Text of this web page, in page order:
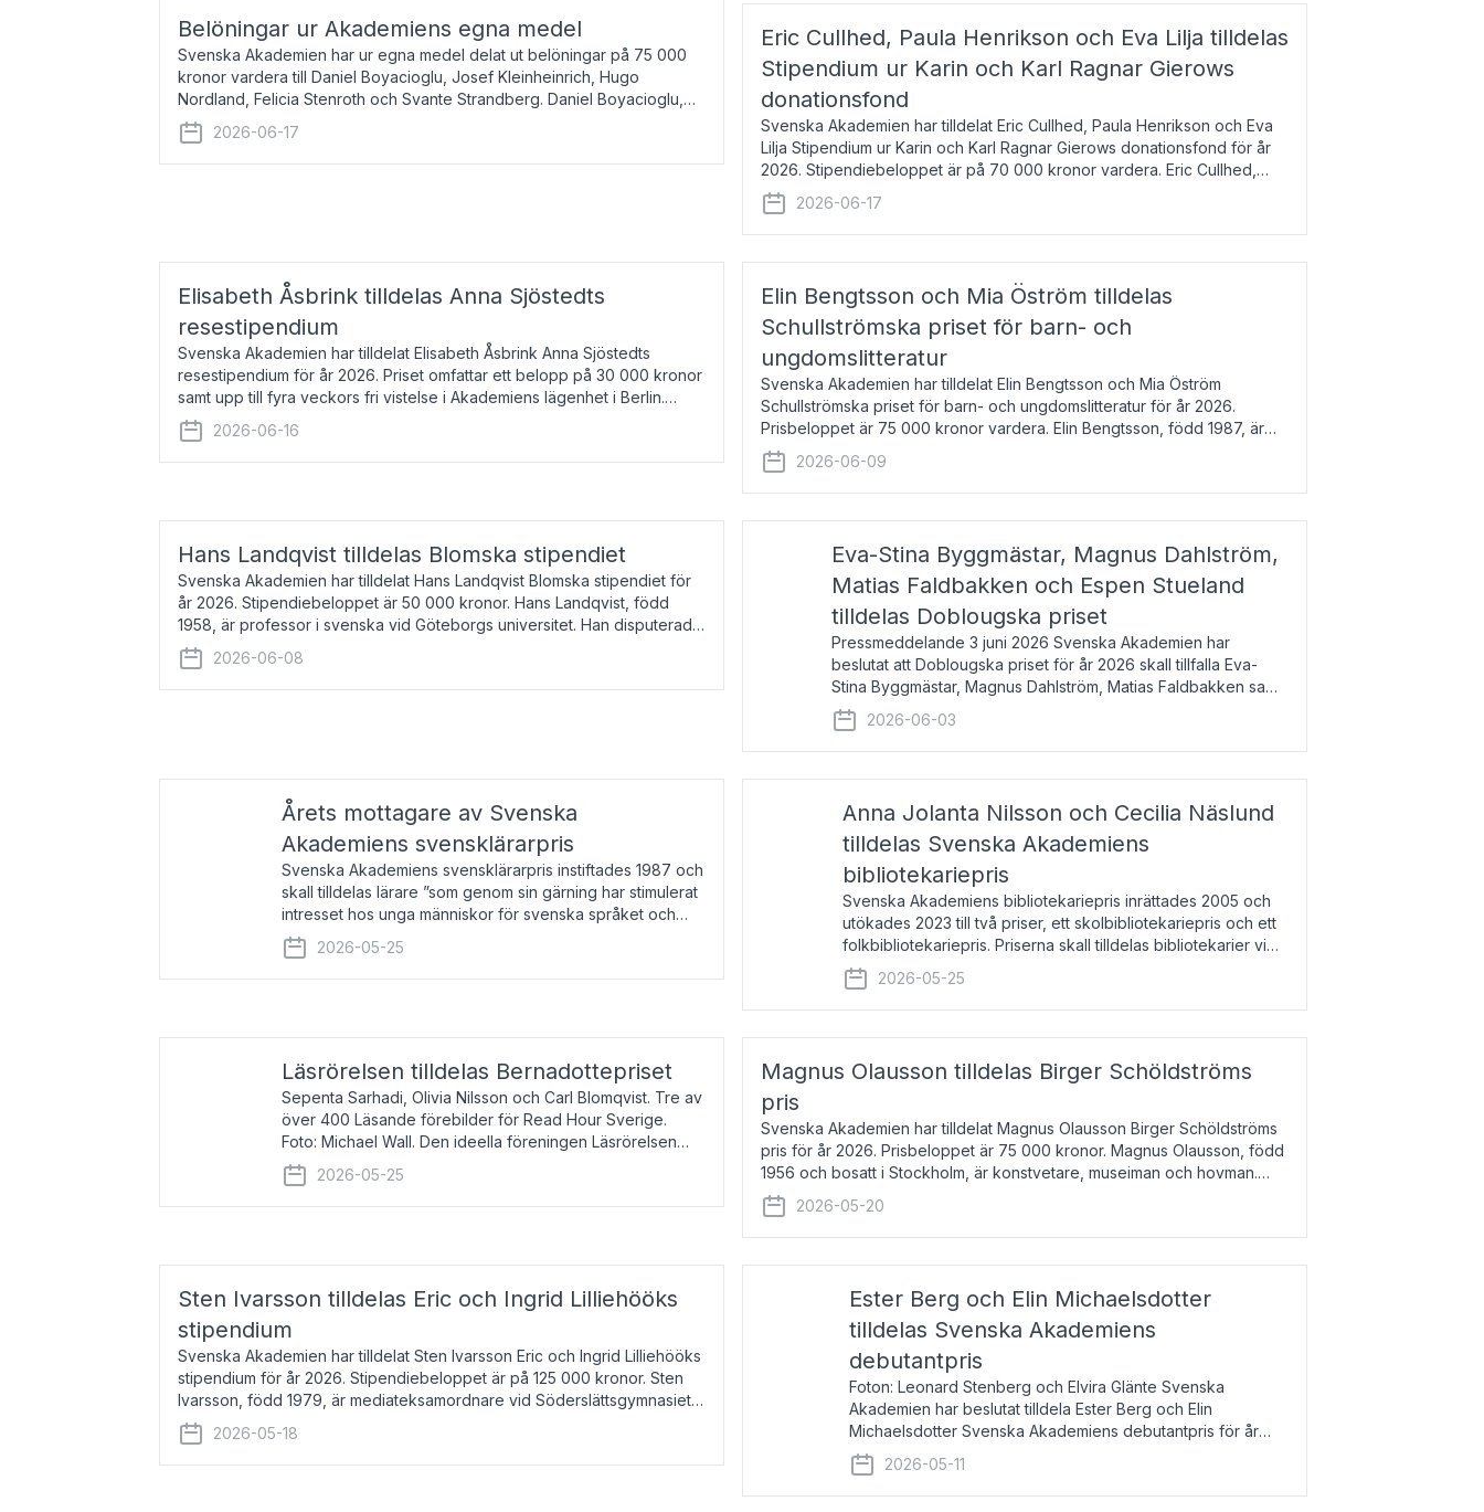
Belöningar ur Akademiens egna medel
Svenska Akademien har ur egna medel delat ut belöningar på 75 000
kronor vardera till Daniel Boyacioglu, Josef Kleinheinrich, Hugo
Nordland, Felicia Stenroth och Svante Strandberg. Daniel Boyacioglu,
född 1981, är poet och scenartist. Josef
2026-06-17
Eric Cullhed, Paula Henrikson och Eva Lilja tilldelas
Stipendium ur Karin och Karl Ragnar Gierows
donationsfond
Svenska Akademien har tilldelat Eric Cullhed, Paula Henrikson och Eva
Lilja Stipendium ur Karin och Karl Ragnar Gierows donationsfond för år
2026. Stipendiebeloppet är på 70 000 kronor vardera. Eric Cullhed,
född 1985, är professor i grekis
2026-06-17
Elisabeth Åsbrink tilldelas Anna Sjöstedts
resestipendium
Svenska Akademien har tilldelat Elisabeth Åsbrink Anna Sjöstedts
resestipendium för år 2026. Priset omfattar ett belopp på 30 000 kronor
samt upp till fyra veckors fri vistelse i Akademiens lägenhet i Berlin.
Elisabeth Åsbrink, född 1965 oc
2026-06-16
Elin Bengtsson och Mia Öström tilldelas
Schullströmska priset för barn- och
ungdomslitteratur
Svenska Akademien har tilldelat Elin Bengtsson och Mia Öström
Schullströmska priset för barn- och ungdomslitteratur för år 2026.
Prisbeloppet är 75 000 kronor vardera. Elin Bengtsson, född 1987, är
författare och forskare i genusvetenskap.
2026-06-09
Hans Landqvist tilldelas Blomska stipendiet
Svenska Akademien har tilldelat Hans Landqvist Blomska stipendiet för
år 2026. Stipendiebeloppet är 50 000 kronor. Hans Landqvist, född
1958, är professor i svenska vid Göteborgs universitet. Han disputerade
år 2000 på avhandlingen Författn
2026-06-08
Eva-Stina Byggmästar, Magnus Dahlström,
Matias Faldbakken och Espen Stueland
tilldelas Doblougska priset
Pressmeddelande 3 juni 2026 Svenska Akademien har
beslutat att Doblougska priset för år 2026 skall tillfalla Eva-
Stina Byggmästar, Magnus Dahlström, Matias Faldbakken samt
Espen Stueland. Prisbeloppet är 200 000 svenska kronor per
mottagare
2026-06-03
Årets mottagare av Svenska
Akademiens svensklärarpris
Svenska Akademiens svensklärarpris instiftades 1987 och
skall tilldelas lärare ”som genom sin gärning har stimulerat
intresset hos unga människor för svenska språket och
litteraturen”. Prisutdelning och samtal med pristagarna
äger rum under
2026-05-25
Anna Jolanta Nilsson och Cecilia Näslund
tilldelas Svenska Akademiens
bibliotekariepris
Svenska Akademiens bibliotekariepris inrättades 2005 och
utökades 2023 till två priser, ett skolbibliotekariepris och ett
folkbibliotekariepris. Priserna skall tilldelas bibliotekarier vid
svenska folk- och skolbibliotek som gjort värdefull
2026-05-25
Läsrörelsen tilldelas Bernadottepriset
Sepenta Sarhadi, Olivia Nilsson och Carl Blomqvist. Tre av
över 400 Läsande förebilder för Read Hour Sverige.
Foto: Michael Wall. Den ideella föreningen Läsrörelsen
tilldelas Bernadottepriset 2026 för att den under ett kvarts
sekel gjort re
2026-05-25
Magnus Olausson tilldelas Birger Schöldströms
pris
Svenska Akademien har tilldelat Magnus Olausson Birger Schöldströms
pris för år 2026. Prisbeloppet är 75 000 kronor. Magnus Olausson, född
1956 och bosatt i Stockholm, är konstvetare, museiman och hovman.
Han disputerade 1993 vid Uppsala un
2026-05-20
Sten Ivarsson tilldelas Eric och Ingrid Lilliehööks
stipendium
Svenska Akademien har tilldelat Sten Ivarsson Eric och Ingrid Lilliehööks
stipendium för år 2026. Stipendiebeloppet är på 125 000 kronor. Sten
Ivarsson, född 1979, är mediateksamordnare vid Söderslättsgymnasiet i
Trelleborg. Här har han på
2026-05-18
Ester Berg och Elin Michaelsdotter
tilldelas Svenska Akademiens
debutantpris
Foton: Leonard Stenberg och Elvira Glänte Svenska
Akademien har beslutat tilldela Ester Berg och Elin
Michaelsdotter Svenska Akademiens debutantpris för år
2026. Priset är nyinstiftat och syftar till att lyfta fram
intressanta och löftesrik
2026-05-11